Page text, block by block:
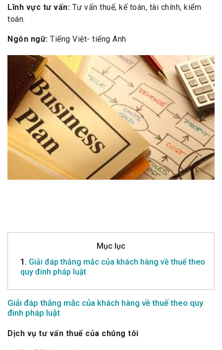
Lĩnh vực tư vấn: Tư vấn thuế, kế toán, tài chính, kiểm
toán.
Ngôn ngữ: Tiếng Việt- tiếng Anh
Mục lục
1. Giải đáp thắng mắc của khách hàng về thuế theo
quy đinh pháp luật
Giải đáp thắng mắc của khách hàng về thuế theo quy
đinh pháp luật
Dịch vụ tư vấn thuế của chúng tôi